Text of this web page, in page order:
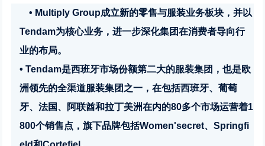
• Multiply Group成立新的零售与服装业务板块，并以
Tendam为核心业务，进一步深化集团在消费者导向行
业的布局。
• Tendam是西班牙市场份额第二大的服装集团，也是欧
洲领先的全渠道服装集团之一，在包括西班牙、葡萄
牙、法国、阿联酋和拉丁美洲在内的80多个市场运营着1
800个销售点，旗下品牌包括Women'secret、Springfi